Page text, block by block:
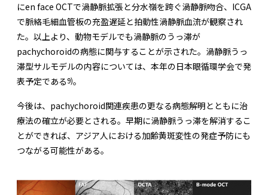
にen face OCTで渦静脈拡張と分水嶺を跨ぐ渦静脈吻合、ICGA
で脈絡毛細血管板の充盈遅延と拍動性渦静脈血流が観察され
た。以上より、動物モデルでも渦静脈のうっ滞が
pachychoroidの病態に関与することが示された。渦静脈うっ
滞型サルモデルの内容については、本年の日本眼循環学会で発
表予定である9)。
今後は、pachychoroid関連疾患の更なる病態解明とともに治
療法の確立が必要とされる。早期に渦静脈うっ滞を解消するこ
とができれば、アジア人における加齢黄斑変性の発症予防にも
つながる可能性がある。